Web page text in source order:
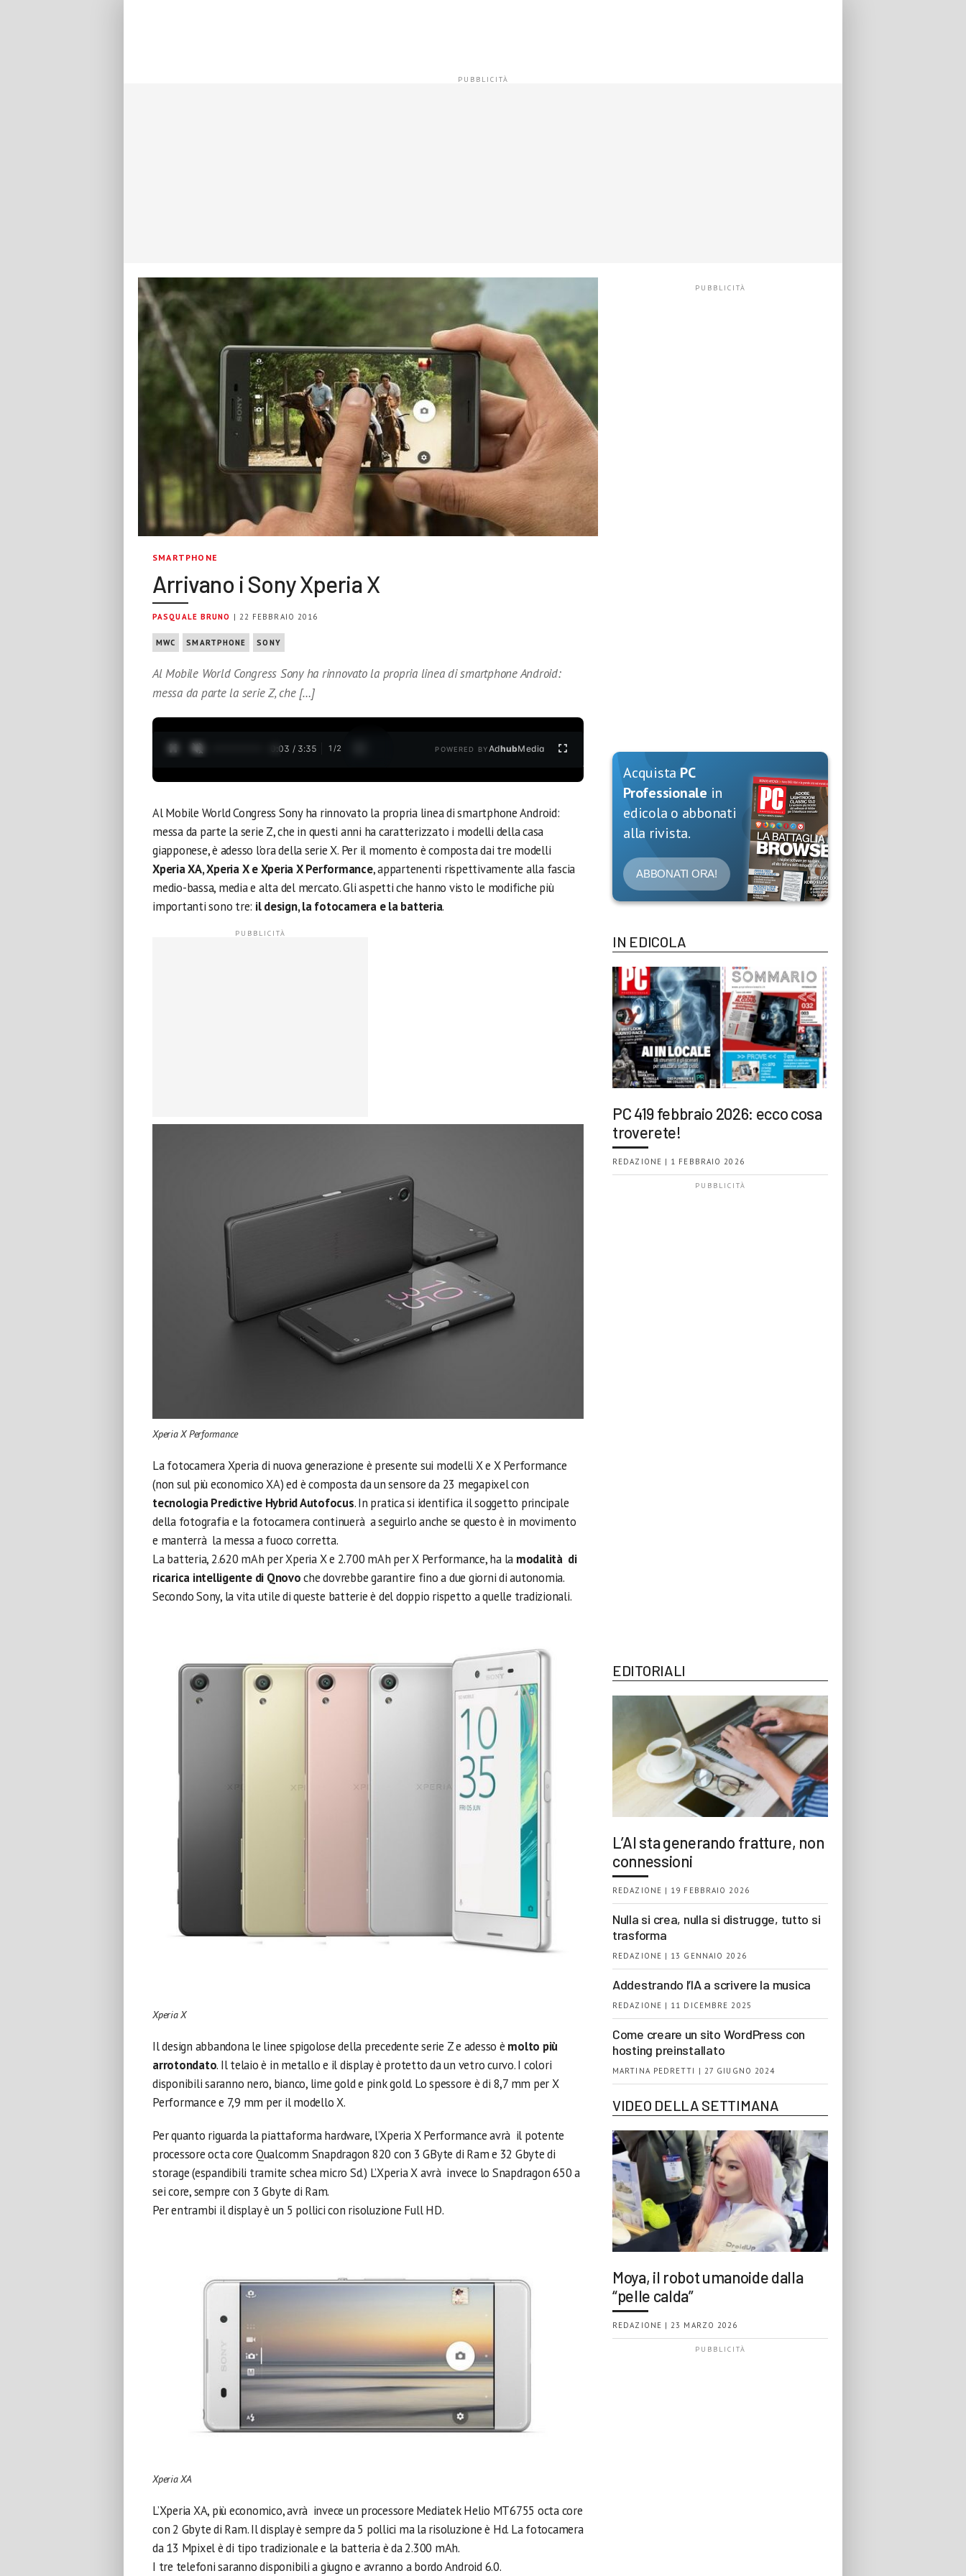
SMARTPHONE
Arrivano i Sony Xperia X
PASQUALE BRUNO | 22 FEBBRAIO 2016
MWC SMARTPHONE SONY
Al Mobile World Congress Sony ha rinnovato la propria linea di smartphone Android:
messa da parte la serie Z, che […]
0:05 / 3:35 1 /2 POWERED BYAdhubMedia
Al Mobile World Congress Sony ha rinnovato la propria linea di smartphone Android:
messa da parte la serie Z, che in questi anni ha caratterizzato i modelli della casa
giapponese, è adesso l’ora della serie X. Per il momento è composta dai tre modelli
Xperia XA, Xperia X e Xperia X Performance, appartenenti rispettivamente alla fascia
medio-bassa, media e alta del mercato. Gli aspetti che hanno visto le modifiche più
importanti sono tre: il design, la fotocamera e la batteria.
Xperia X Performance
La fotocamera Xperia di nuova generazione è presente sui modelli X e X Performance
(non sul più economico XA) ed è composta da un sensore da 23 megapixel con
tecnologia Predictive Hybrid Autofocus. In pratica si identifica il soggetto principale
della fotografia e la fotocamera continuerà a seguirlo anche se questo è in movimento
e manterrà la messa a fuoco corretta.
La batteria, 2.620 mAh per Xperia X e 2.700 mAh per X Performance, ha la modalità di
ricarica intelligente di Qnovoche dovrebbe garantire fino a due giorni di autonomia.
Secondo Sony, la vita utile di queste batterie è del doppio rispetto a quelle tradizionali.
Xperia X
Il design abbandona le linee spigolose della precedente serie Z e adesso è molto più
arrotondato. Il telaio è in metallo e il display è protetto da un vetro curvo. I colori
disponibili saranno nero, bianco, lime gold e pink gold. Lo spessore è di 8,7 mm per X
Performance e 7,9 mm per il modello X.
Per quanto riguarda la piattaforma hardware, l’Xperia X Performance avrà il potente
processore octa core Qualcomm Snapdragon 820 con 3 GByte di Ram e 32 Gbyte di
storage (espandibili tramite schea micro Sd.) L’Xperia X avrà invece lo Snapdragon 650 a
sei core, sempre con 3 Gbyte di Ram.
Per entrambi il display è un 5 pollici con risoluzione Full HD.
Xperia XA
L’Xperia XA, più economico, avrà invece un processore Mediatek Helio MT6755 octa core
con 2 Gbyte di Ram. Il display è sempre da 5 pollici ma la risoluzione è Hd. La fotocamera
da 13 Mpixel è di tipo tradizionale e la batteria è da 2.300 mAh.
I tre telefoni saranno disponibili a giugno e avranno a bordo Android 6.0.
Acquista PC
Professionale in
edicola o abbonati
alla rivista.
ABBONATI ORA!
IN EDICOLA
PC 419 febbraio 2026: ecco cosa
troverete!
REDAZIONE | 1 FEBBRAIO 2026
EDITORIALI
L’AI sta generando fratture, non
connessioni
REDAZIONE | 19 FEBBRAIO 2026
Nulla si crea, nulla si distrugge, tutto si
trasforma
REDAZIONE | 13 GENNAIO 2026
Addestrando l’IA a scrivere la musica
REDAZIONE | 11 DICEMBRE 2025
Come creare un sito WordPress con
hosting preinstallato
MARTINA PEDRETTI | 27 GIUGNO 2024
VIDEO DELLA SETTIMANA
Moya, il robot umanoide dalla
“pelle calda”
REDAZIONE | 23 MARZO 2026